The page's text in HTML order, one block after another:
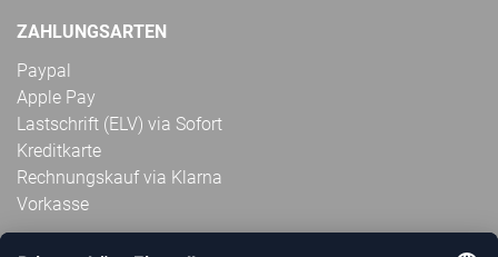
ZAHLUNGSARTEN
Paypal
Apple Pay
Lastschrift (ELV) via Sofort
Kreditkarte
Rechnungskauf via Klarna
Vorkasse